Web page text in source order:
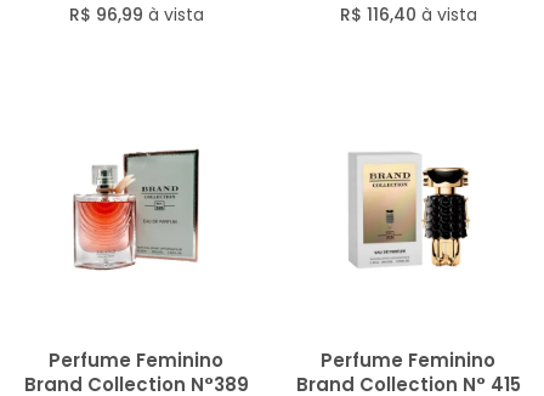
R$ 96,99 à vista R$ 116,40 à vista
Perfume Feminino
Brand Collection N°389
Perfume Feminino
Brand Collection N° 415